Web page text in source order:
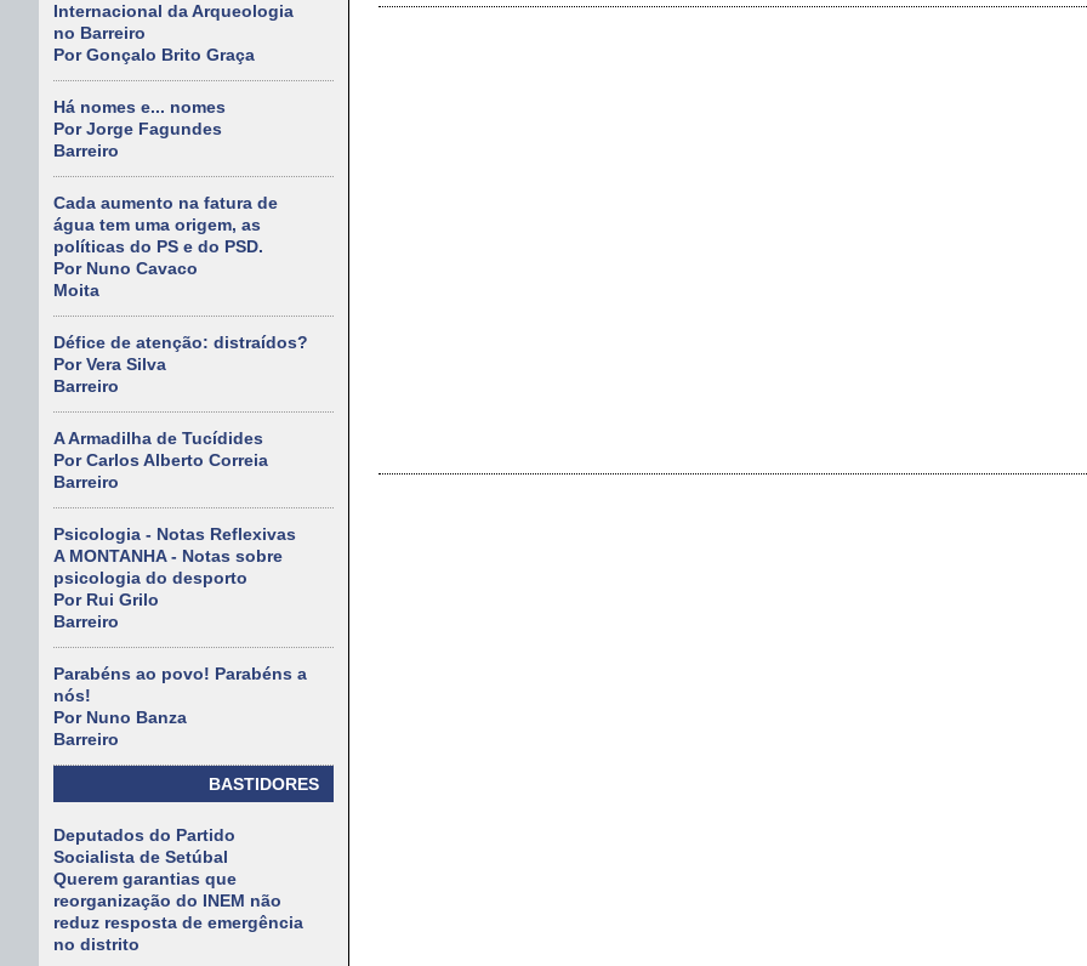
Internacional da Arqueologia
no Barreiro
Por Gonçalo Brito Graça
Há nomes e... nomes
Por Jorge Fagundes
Barreiro
Cada aumento na fatura de
água tem uma origem, as
políticas do PS e do PSD.
Por Nuno Cavaco
Moita
Défice de atenção: distraídos?
Por Vera Silva
Barreiro
A Armadilha de Tucídides
Por Carlos Alberto Correia
Barreiro
Psicologia - Notas Reflexivas
A MONTANHA - Notas sobre
psicologia do desporto
Por Rui Grilo
Barreiro
Parabéns ao povo! Parabéns a
nós!
Por Nuno Banza
Barreiro
BASTIDORES
Deputados do Partido
Socialista de Setúbal
Querem garantias que
reorganização do INEM não
reduz resposta de emergência
no distrito